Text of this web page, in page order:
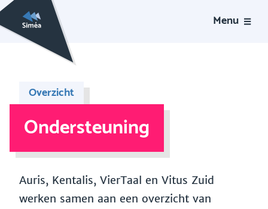
Menu
Overzicht
Ondersteuning
Auris, Kentalis, VierTaal en Vitus Zuid
werken samen aan een overzicht van